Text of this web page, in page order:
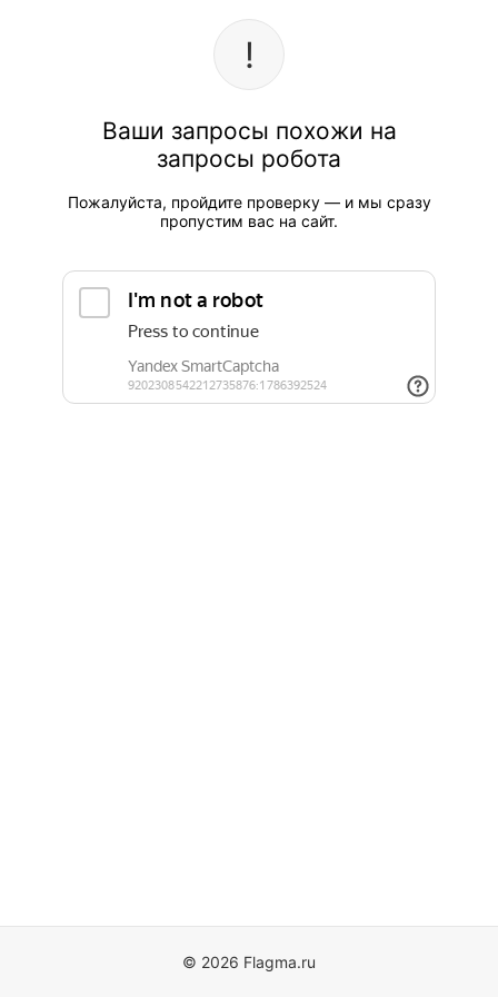
Ваши запросы похожи на
запросы робота
Пожалуйста, пройдите проверку — и мы сразу
пропустим вас на сайт.
© 2026 Flagma.ru